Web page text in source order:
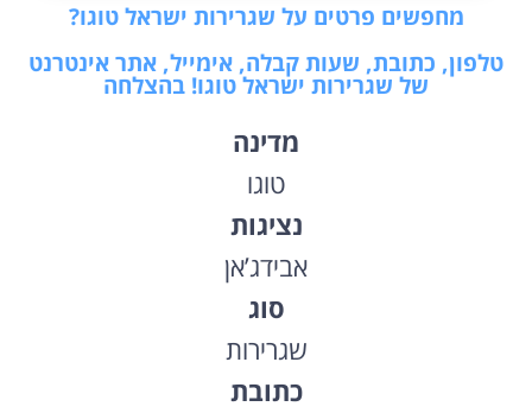
מחפשים פרטים על שגרירות ישראל טוגו?
טלפון, כתובת, שעות קבלה, אימייל, אתר אינטרנט
של שגרירות ישראל טוגו! בהצלחה
מדינה
טוגו
נציגות
אבידג’אן
סוג
שגרירות
כתובת